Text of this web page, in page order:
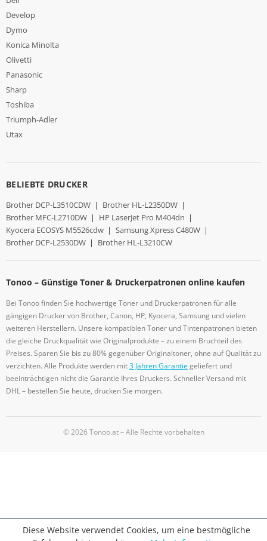
Develop
Dymo
Konica Minolta
Olivetti
Panasonic
Sharp
Toshiba
Triumph-Adler
Utax
BELIEBTE DRUCKER
Brother DCP-L3510CDW | Brother HL-L2350DW |
Brother MFC-L2710DW | HP LaserJet Pro M404dn |
Kyocera ECOSYS M5526cdw | Samsung Xpress C480W |
Brother DCP-L2530DW | Brother HL-L3210CW
Tonoo – Günstige Toner & Druckerpatronen online kaufen
Bei Tonoo finden Sie hochwertige Toner und Druckerpatronen für alle
gängigen Drucker von Brother, Canon, HP, Kyocera, Samsung und vielen
weiteren Herstellern. Unsere kompatiblen Toner und Tintenpatronen bieten
die gleiche Druckqualität wie Originalprodukte – zu einem Bruchteil des
Preises. Sparen Sie bis zu 80% gegenüber Originaltoner, ohne auf Qualität zu
verzichten. Alle Produkte werden mit3 Jahren Garantiegeliefert und
beeinträchtigen nicht die Garantie Ihres Druckers. Schneller Versand mit
DHL – bestellen Sie heute, drucken Sie morgen.
© 2026 Tonoo.at – Alle Rechte vorbehalten
Diese Website verwendet Cookies, um eine bestmögliche